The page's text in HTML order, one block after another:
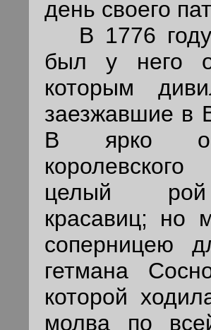
день своего
В 1776
был у него
которым
заезжавшие в
В ярко
целый рой
красавиц; но
соперницею
гетмана
которой
молва по